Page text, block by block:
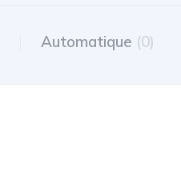
Automatique (0)